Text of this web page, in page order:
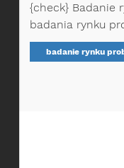
{check} Badanie
badania rynku
badanie rynku